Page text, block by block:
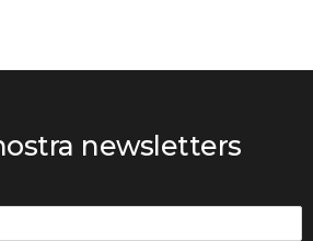
newsletters